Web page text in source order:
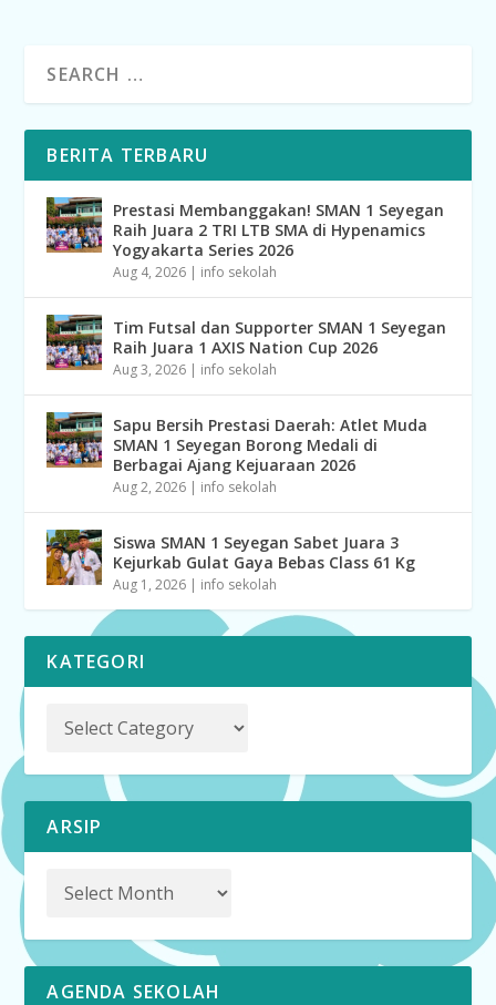
BERITA TERBARU
Prestasi Membanggakan! SMAN 1 Seyegan
Raih Juara 2 TRI LTB SMA di Hypenamics
Yogyakarta Series 2026
Aug 4, 2026 | info sekolah
Tim Futsal dan Supporter SMAN 1 Seyegan
Raih Juara 1 AXIS Nation Cup 2026
Aug 3, 2026 | info sekolah
Sapu Bersih Prestasi Daerah: Atlet Muda
SMAN 1 Seyegan Borong Medali di
Berbagai Ajang Kejuaraan 2026
Aug 2, 2026 | info sekolah
Siswa SMAN 1 Seyegan Sabet Juara 3
Kejurkab Gulat Gaya Bebas Class 61 Kg
Aug 1, 2026 | info sekolah
KATEGORI
ARSIP
AGENDA SEKOLAH